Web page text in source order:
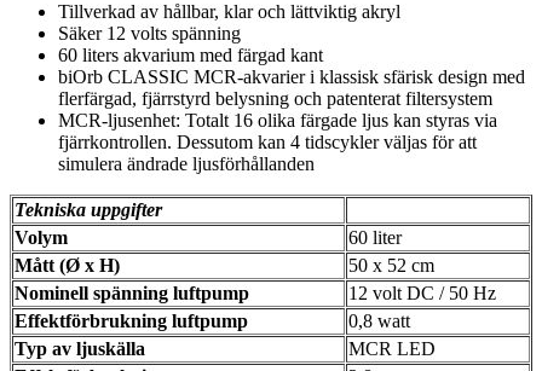
Tillverkad av hållbar, klar och lättviktig akryl
Säker 12 volts spänning
60 liters akvarium med färgad kant
biOrb CLASSIC MCR-akvarier i klassisk sfärisk design med
flerfärgad, fjärrstyrd belysning och patenterat filtersystem
MCR-ljusenhet: Totalt 16 olika färgade ljus kan styras via
fjärrkontrollen. Dessutom kan 4 tidscykler väljas för att
simulera ändrade ljusförhållanden
Tekniska uppgifter
Volym
60 liter
Mått (Ø x H)
50 x 52 cm
Nominell spänning luftpump
12 volt DC / 50 Hz
Effektförbrukning luftpump
0,8 watt
Typ av ljuskälla
MCR LED